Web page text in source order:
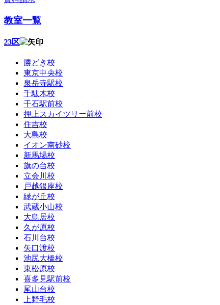
教室一覧
23区
勝どき校
東京中央校
泉岳寺駅校
千駄木校
千石駅前校
押上スカイツリー前校
住吉校
大島校
イオン南砂校
新馬場校
旗の台校
立会川校
戸越銀座校
緑が丘校
武蔵小山校
大鳥居校
久が原校
石川台校
矢口渡校
池尻大橋校
東松原校
喜多見駅前校
尾山台校
上野毛校